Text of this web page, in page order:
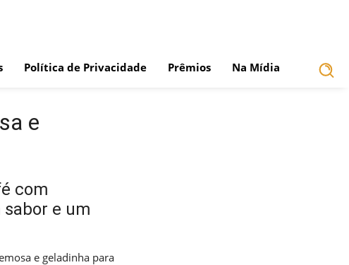
Política de Privacidade Prêmios Na Mídia
e
com
e um
e geladinha para